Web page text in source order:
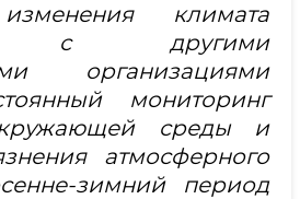
климата
с другими
организациями
мониторинг
среды и
атмосферного
зимний период